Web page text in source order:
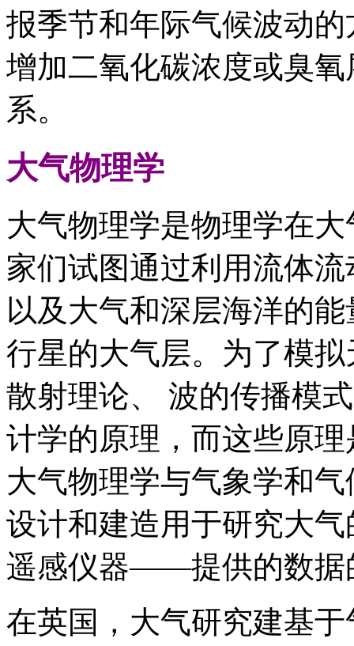
报季节和年际气候波动
增加二氧化碳浓度或臭
系。
大气物理学
大气物理学是物理学在
家们试图通过利用流体
以及大气和深层海洋的
行星的大气层。为了模
散射理论、 波的传播模
计学的原理，而这些原
大气物理学与气象学和
设计和建造用于研究大
遥感仪器——提供的数据
在英国，大气研究建基